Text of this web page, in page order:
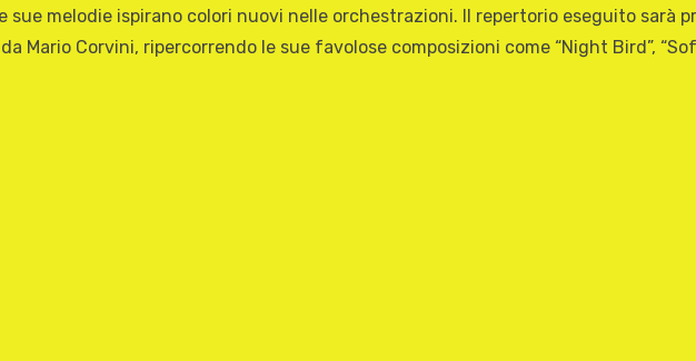
melodie ispirano colori nuovi nelle orchestrazioni. Il repertorio eseguito sarà
Corvini, ripercorrendo le sue favolose composizioni come “Night Bird”, “Soft